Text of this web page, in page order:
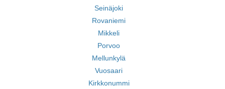
Seinäjoki
Rovaniemi
Mikkeli
Porvoo
Mellunkylä
Vuosaari
Kirkkonummi